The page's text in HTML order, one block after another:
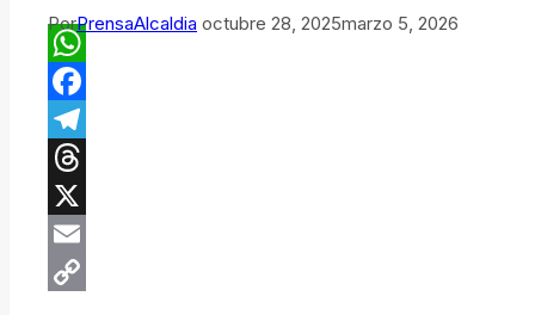
PorPrensaAlcaldia octubre 28, 2025marzo 5, 2026
WhatsApp
Facebook
Telegram
Threads
X
Email